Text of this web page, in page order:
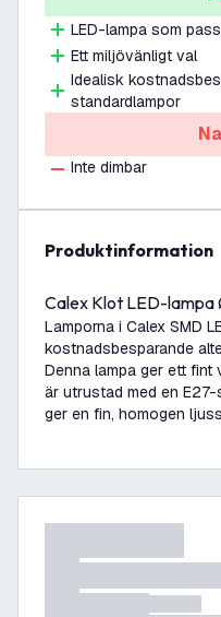
LED-lampa som
Ett miljövänligt val
Idealisk
standardlampor
Inte dimbar
produktinformation
Calex Klot LED-
Lamporna i Calex SMD
kostnadsbesparande
Denna lampa ger ett fint
är utrustad med en
ger en fin, homogen